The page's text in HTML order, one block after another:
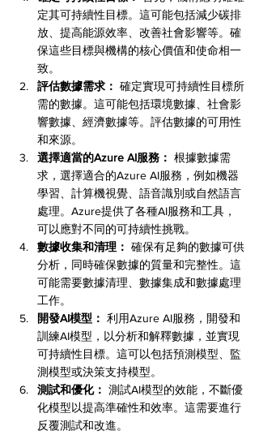
定其可持續性目標。這可能包括減少碳排
放、提高能源效率、改善社會影響等。確
保這些目標與機構的核心價值和使命相一
致。
評估數據需求： 確定實現可持續性目標所
需的數據。這可能包括環境數據、社會影
響數據、經濟數據等。評估數據的可用性
和來源。
選擇適當的Azure AI服務： 根據數據需
求，選擇適合的Azure AI服務，例如機器
學習、計算機視覺、語音識別或自然語言
處理。Azure提供了各種AI服務和工具，
可以應對不同的可持續性挑戰。
數據收集和清理： 確保有足夠的數據可供
分析，同時確保數據的質量和完整性。這
可能需要數據清理、數據集成和數據處理
工作。
開發AI模型： 利用Azure AI服務，開發和
訓練AI模型，以分析和解釋數據，並實現
可持續性目標。這可以包括預測模型、監
測模型或決策支持模型。
測試和優化： 測試AI模型的效能，不斷優
化模型以提高準確性和效率。這需要進行
反覆測試和改進。